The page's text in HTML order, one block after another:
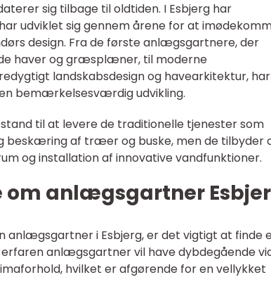
sig tilbage til oldtiden. I Esbjerg har
udviklet sig gennem årene for at
design. Fra de første anlægsgartnere, der
haver og græsplæner, til moderne
landskabsdesign og havearkitektur, har
bemærkelsesværdig udvikling.
til at levere de traditionelle tjenester som
af træer og buske, men de tilbyder
og installation af innovative vandfunktioner.
anlægsgartner
anlægsgartner i Esbjerg, er det vigtigt at finde
anlægsgartner vil have dybdegående
hvilket er afgørende for en vellykket